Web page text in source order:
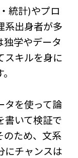
統計)やプロ
系出身者が多
独学やデータ
スキルを身に
タを使って論
書いて検証で
のため、文系
にチャンスは